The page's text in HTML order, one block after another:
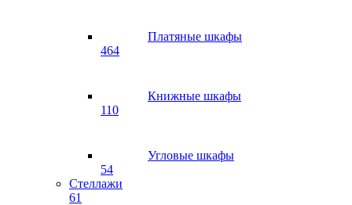
Платяные шкафы
464
Книжные шкафы
110
Угловые шкафы
54
Стеллажи
61